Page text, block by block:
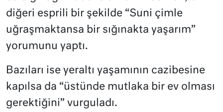
diğeri esprili bir şekilde “Suni çimle
uğraşmaktansa bir sığınakta yaşarım”
yorumunu yaptı.
Bazıları ise yeraltı yaşamının cazibesine
kapılsa da “üstünde mutlaka bir ev olması
gerektiğini” vurguladı.